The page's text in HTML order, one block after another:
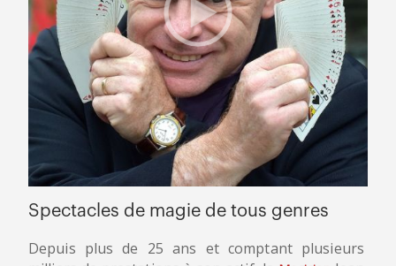
Spectacles de magie de tous genres
Depuis plus de 25 ans et comptant plusieurs